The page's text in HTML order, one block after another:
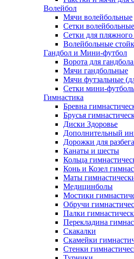
Волейбол
Мячи волейбольные
Сетки волейбольные
Сетки для пляжного
Волейбольные
Гандбол и Мини-футбол
Ворота для
Мячи гандбольные
Мячи футзальные
Сетки мини-
Гимнастика
Бревна
Брусья
Диски Здоровье
Дополнительный
Дорожки для разбега
Канаты и шесты
Кольца
Конь и Козел
Маты
Медицинболы
Мостики
Обручи
Палки
Перекладина
Скакалки
Скамейки
Стенки